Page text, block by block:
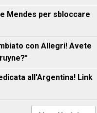
Mendes per sbloccare
con Allegri! Avete
all'Argentina! Link